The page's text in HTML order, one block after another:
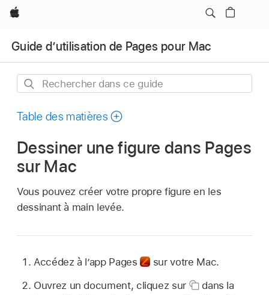
Apple
Guide d’utilisation de Pages pour Mac
Rechercher
ce
Table des matières
Dessiner une figure dans Pages
sur Mac
Vous pouvez créer votre propre figure en les
dessinant à main levée.
Accédez à l’app Pages
sur votre Mac.
Ouvrez un document, cliquez sur
dans la